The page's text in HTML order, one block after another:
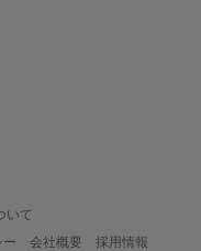
いて
ー 会社概要
採用情報